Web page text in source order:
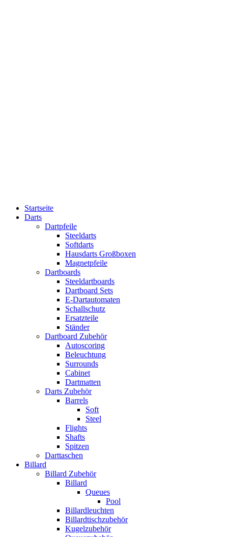
Startseite
Darts
Dartpfeile
Steeldarts
Softdarts
Hausdarts Großboxen
Magnetpfeile
Dartboards
Steeldartboards
Dartboard Sets
E-Dartautomaten
Schallschutz
Ersatzteile
Ständer
Dartboard Zubehör
Autoscoring
Beleuchtung
Surrounds
Cabinet
Dartmatten
Darts Zubehör
Barrels
Soft
Steel
Flights
Shafts
Spitzen
Darttaschen
Billard
Billard Zubehör
Billard
Queues
Pool
Billardleuchten
Billardtischzubehör
Kugelzubehör